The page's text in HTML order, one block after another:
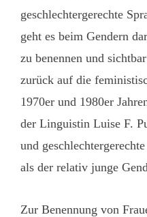
geschlechtergerechte
geht es beim Gendern
zu benennen und
zurück auf die
1970er und 1980er
der Linguistin Luise F.
und
als der relativ junge
Zur Benennung von